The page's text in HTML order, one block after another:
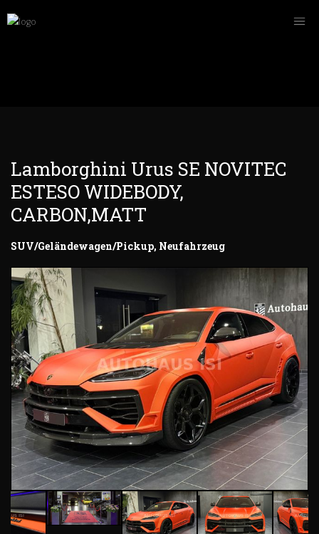
Lamborghini Urus SE NOVITEC
ESTESO WIDEBODY,
CARBON,MATT
SUV/Geländewagen/Pickup, Neufahrzeug